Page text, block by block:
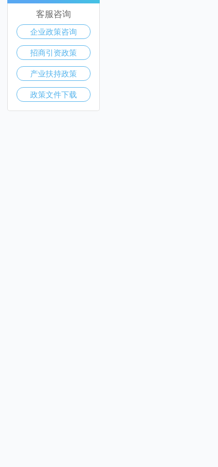
客服咨询
企业政策咨询
招商引资政策
产业扶持政策
政策文件下载